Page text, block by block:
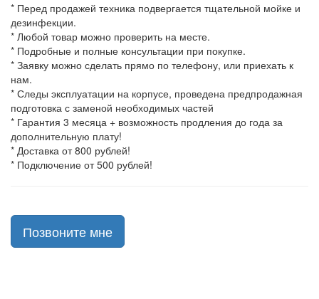
* Перед продажей техника подвергается тщательной мойке и
дезинфекции.
* Любой товар можно проверить на месте.
* Подробные и полные консультации при покупке.
* Заявку можно сделать прямо по телефону, или приехать к
нам.
* Следы эксплуатации на корпусе, проведена предпродажная
подготовка с заменой необходимых частей
* Гарантия 3 месяца + возможность продления до года за
дополнительную плату!
* Доставка от 800 рублей!
* Подключение от 500 рублей!
Позвоните мне